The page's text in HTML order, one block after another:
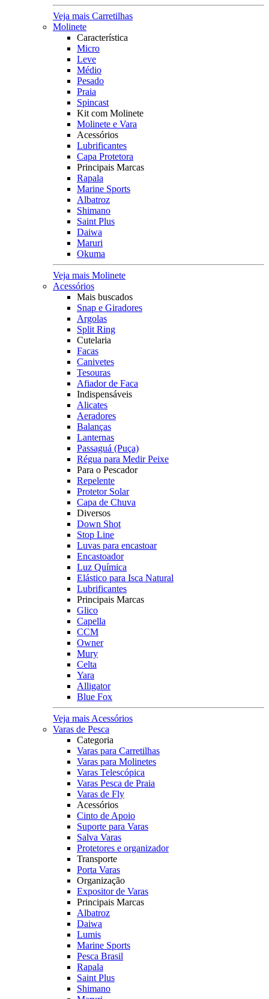
Veja mais Carretilhas
Molinete
Característica
Micro
Leve
Médio
Pesado
Praia
Spincast
Kit com Molinete
Molinete e Vara
Acessórios
Lubrificantes
Capa Protetora
Principais Marcas
Rapala
Marine Sports
Albatroz
Shimano
Saint Plus
Daiwa
Maruri
Okuma
Veja mais Molinete
Acessórios
Mais buscados
Snap e Giradores
Argolas
Split Ring
Cutelaria
Facas
Canivetes
Tesouras
Afiador de Faca
Indispensáveis
Alicates
Aeradores
Balanças
Lanternas
Passaguá (Puça)
Régua para Medir Peixe
Para o Pescador
Repelente
Protetor Solar
Capa de Chuva
Diversos
Down Shot
Stop Line
Luvas para encastoar
Encastoador
Luz Química
Elástico para Isca Natural
Lubrificantes
Principais Marcas
Glico
Capella
CCM
Owner
Mury
Celta
Yara
Alligator
Blue Fox
Veja mais Acessórios
Varas de Pesca
Categoria
Varas para Carretilhas
Varas para Molinetes
Varas Telescópica
Varas Pesca de Praia
Varas de Fly
Acessórios
Cinto de Apoio
Suporte para Varas
Salva Varas
Protetores e organizador
Transporte
Porta Varas
Organização
Expositor de Varas
Principais Marcas
Albatroz
Daiwa
Lumis
Marine Sports
Pesca Brasil
Rapala
Saint Plus
Shimano